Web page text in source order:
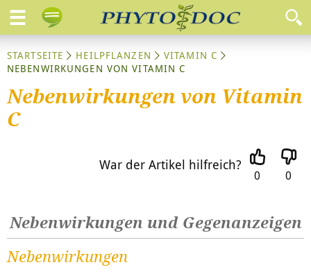
STARTSEITE HEILPFLANZEN
VITAMIN C
NEBENWIRKUNGEN VON VITAMIN C
Nebenwirkungen von Vitamin
C
War der Artikel hilfreich?
0 0
Nebenwirkungen und Gegenanzeigen
Nebenwirkungen